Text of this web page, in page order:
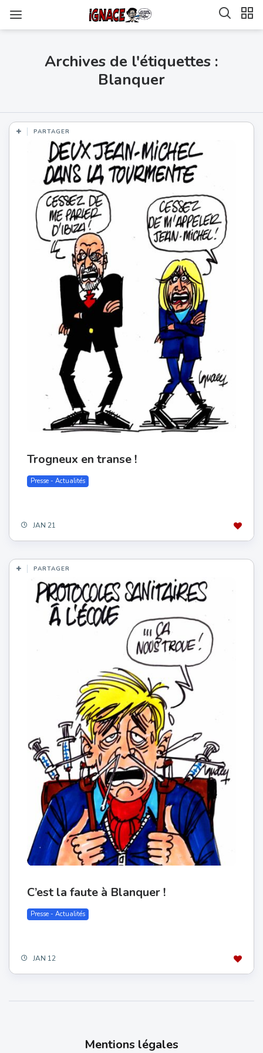
Archives de l'étiquettes :
Blanquer
PARTAGER
Trogneux en transe !
Presse - Actualités
JAN 21
PARTAGER
C’est la faute à Blanquer !
Presse - Actualités
JAN 12
Mentions légales